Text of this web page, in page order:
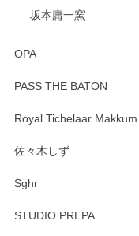
坂本庸一窯
OPA
PASS THE BATON
Royal Tichelaar Makkum
佐々木しず
Sghr
STUDIO PREPA